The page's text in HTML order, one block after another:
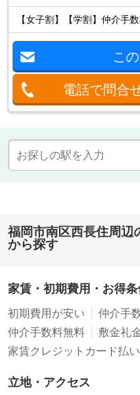
【女子割】【学割】仲介手
こ
電話で問合
福岡市南区西長住周辺
から探す
家賃・初期費用・お得条
初期費用が安い
仲介手
仲介手数料無料
敷金礼
家賃クレジットカード払
立地・アクセス